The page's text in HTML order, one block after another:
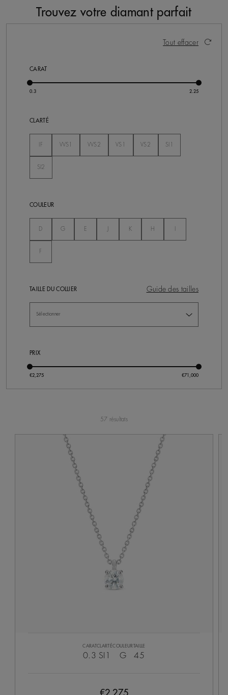
Trouvez votre diamant parfait
Activer ces éléments entraînera la mise à jour du
Tout effacer
CARAT
CLARTÉ
IFNon Séléctionné
VVS1
VVS2
VS1
VS2
SI1
SI2
COULEUR
DNon Séléctionné
GNon Séléctionné
E Non Séléctionné
KNon Séléctionné
H
F
TAILLE DU COLLIER Guide des tailles
PRIX
57 résultats
CARAT
0.3
CLARTÉ
SI1
COULEUR
G
TAILLE
45
€2,275